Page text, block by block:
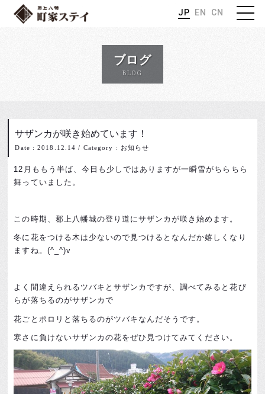
JP EN CN
ブログ
BLOG
サザンカが咲き始めています！
Date : 2018.12.14 / Category : お知らせ
12月ももう半ば、今日も少しではありますが一瞬雪がちらちら
舞っていました。
この時期、郡上八幡城の登り道にサザンカが咲き始めます。
冬に花をつける木は少ないので見つけるとなんだか嬉しくなり
ますね。(^_^)v
よく間違えられるツバキとサザンカですが、調べてみると花び
らが落ちるのがサザンカで
花ごとポロリと落ちるのがツバキなんだそうです。
寒さに負けないサザンカの花をぜひ見つけてみてください。